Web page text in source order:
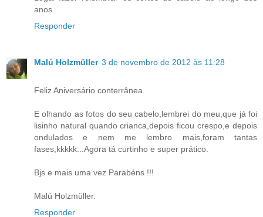
anos.
Responder
Malú Holzmüller 3 de novembro de 2012 às 11:28
Feliz Aniversário conterrânea.
E olhando as fotos do seu cabelo,lembrei do meu,que já foi
lisinho natural quando crianca,depois ficou crespo,e depois
ondulados e nem me lembro mais,foram tantas
fases,kkkkk...Agora tá curtinho e super prático.
Bjs e mais uma vez Parabéns !!!
Malú Holzmüller.
Responder